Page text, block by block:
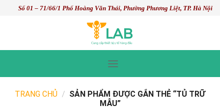
Số 01 – 71/66/1 Phố Hoàng Văn Thái, Phường Phương Liệt, TP. Hà Nội
TRANG CHỦ / SẢN PHẨM ĐƯỢC GẮN THẺ “TỦ TRỮ
MẪU”